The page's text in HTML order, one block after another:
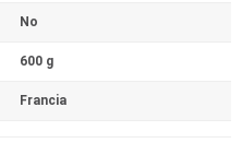
No
600 g
Francia